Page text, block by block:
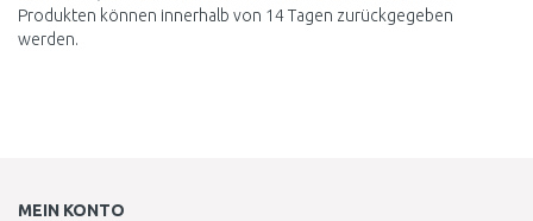
Produkten können innerhalb von 14 Tagen zurückgegeben
werden.
MEIN KONTO